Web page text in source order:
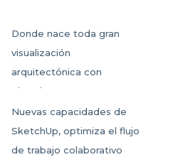
Donde nace toda gran
visualización
arquitectónica con
SketchUp
Nuevas capacidades de
SketchUp, optimiza el flujo
de trabajo colaborativo